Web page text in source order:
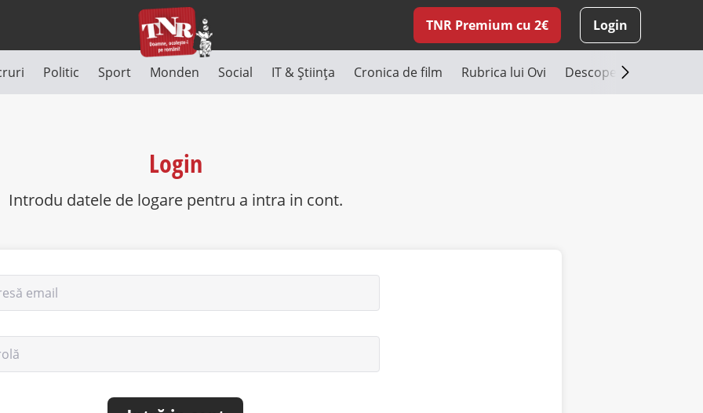
TNR Premium cu 2€ Login
Politic Sport Monden Social IT & Știința Cronica de film Rubrica lui Ovi Descoperă România
Login
Introdu datele de logare pentru a intra in cont.
email